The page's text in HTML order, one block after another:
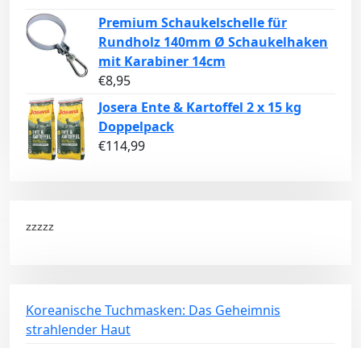
Premium Schaukelschelle für
Rundholz 140mm Ø Schaukelhaken
mit Karabiner 14cm
€8,95
Josera Ente & Kartoffel 2 x 15 kg
Doppelpack
€114,99
zzzzz
Koreanische Tuchmasken: Das Geheimnis
strahlender Haut